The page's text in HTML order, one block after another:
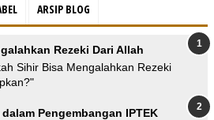
ARSIP BLOG
Rezeki Dari Allah
Sihir Bisa Mengalahkan Rezeki
Pengembangan IPTEK